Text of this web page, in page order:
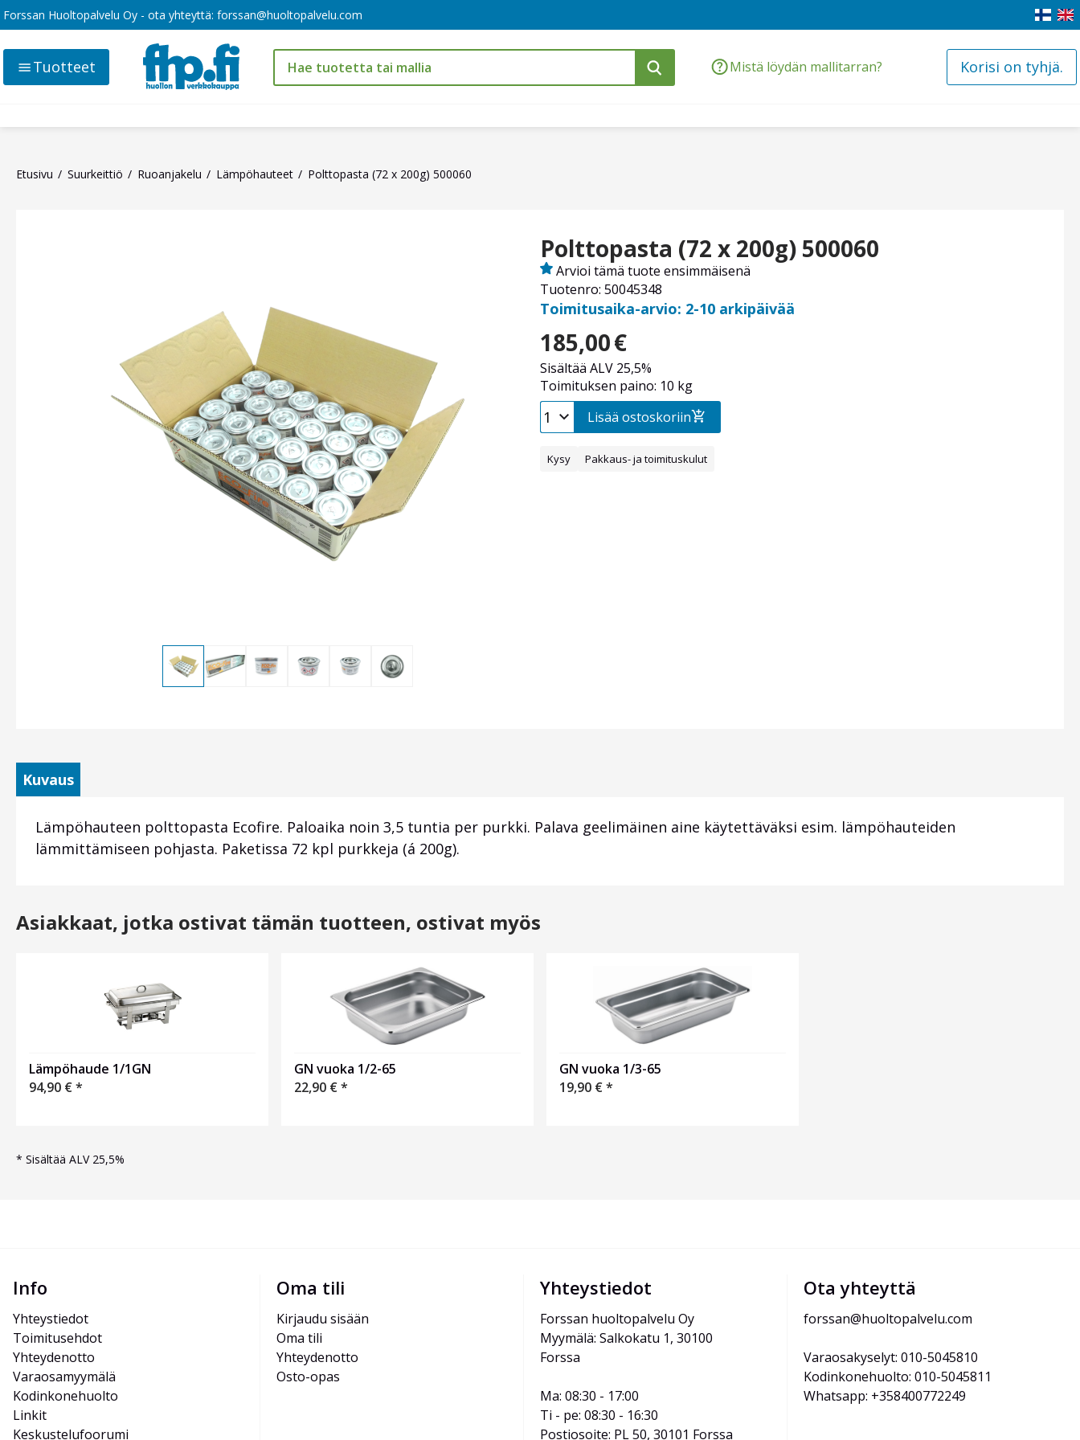
Forssan Huoltopalvelu Oy - ota yhteyttä: forssan@huoltopalvelu.com
Mistä löydän mallitarran? Korisi on tyhjä.
Tuotteet
Etusivu Suurkeittiö Ruoanjakelu Lämpöhauteet Polttopasta (72 x 200g) 500060
Polttopasta (72 x 200g) 500060
Tuotenro: 50045348
Arvioi tämä tuote ensimmäisenä
Toimitusaika-arvio: 2-10 arkipäivää
185,00€
Sisältää ALV 25,5%
Toimituksen paino: 10 kg
Lisää ostoskoriin
Kysy Pakkaus- ja toimituskulut
Kuvaus
Lämpöhauteen polttopasta Ecofire. Paloaika noin 3,5 tuntia per purkki. Palava geelimäinen aine käytettäväksi esim. lämpöhauteiden
lämmittämiseen pohjasta. Paketissa 72 kpl purkkeja (á 200g).
Asiakkaat, jotka ostivat tämän tuotteen, ostivat myös
Lämpöhaude 1/1GN
94,90 €*
GN vuoka 1/2-65
22,90 €*
GN vuoka 1/3-65
19,90 €*
* Sisältää ALV 25,5%
Info
Yhteystiedot
Toimitusehdot
Yhteydenotto
Varaosamyymälä
Kodinkonehuolto
Linkit
Keskustelufoorumi
Oma tili
Kirjaudu sisään
Oma tili
Yhteydenotto
Osto-opas
Yhteystiedot
Forssan huoltopalvelu Oy
Myymälä: Salkokatu 1, 30100
Forssa
Ma: 08:30 - 17:00
Ti - pe: 08:30 - 16:30
Postiosoite: PL 50, 30101 Forssa
Ota yhteyttä
forssan@huoltopalvelu.com
Varaosakyselyt: 010-5045810
Kodinkonehuolto: 010-5045811
Whatsapp: +358400772249